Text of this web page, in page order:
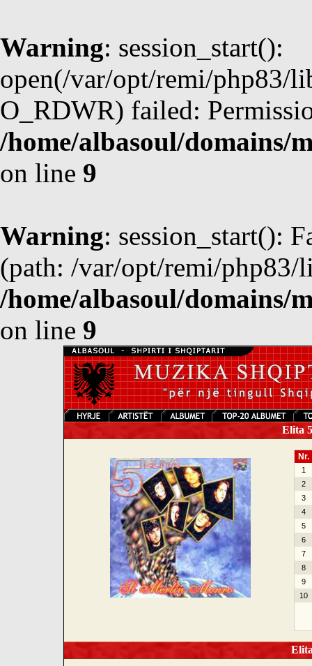
Warning: session_start():
open(/var/opt/remi/php83/
O_RDWR) failed:
/home/albasoul/domains/
on line 9
Warning: session_start():
(path: /var/opt/remi/php83/
/home/albasoul/domains/
on line 9
Elita
Nr.
1
2
3
4
5
6
7
8
9
10